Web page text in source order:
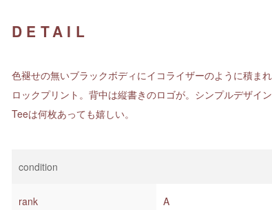
DETAIL
色褪せの無いブラックボディにイコライザーのように積ま
ロックプリント。背中は縦書きのロゴが。シンプルデザイ
Teeは何枚あっても嬉しい。
condition
rank A